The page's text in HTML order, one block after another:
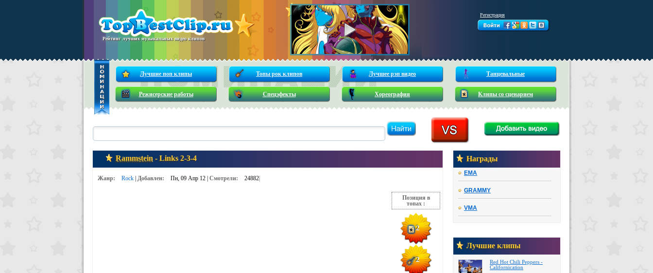
Рейтинг лучших музыкальных видео клипов
Регистрация
Лучшие поп клипы Топы рок клипов Лучшее рэп видео Танцевальные
Режисерские работы Спецэфекты Хореография Клипы со сценарием
Rammstein - Links 2-3-4
Жанр: Rock Добавлен: Пн, 09 Апр 12 | Смотрели: 24882
Позиция в
топах :
2
2
Награды
EMA
GRAMMY
VMA
Лучшие клипы
Red Hot Chili Peppers -
Californication